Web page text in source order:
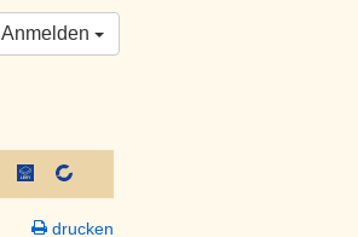
Anmelden
drucken